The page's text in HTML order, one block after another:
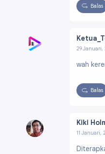
Balas
29 Januari,
wah
Balas
Kiki
11 Januari,